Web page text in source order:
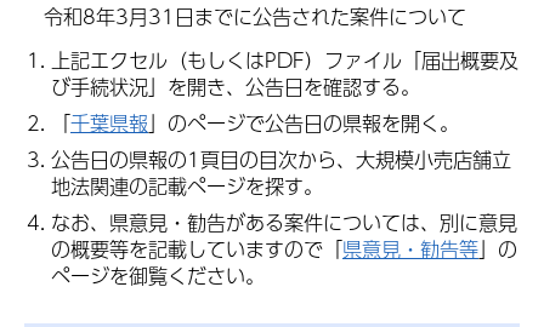
令和8年3月31日までに公告された案件について
上記エクセル（もしくはPDF）ファイル「届出概要及
び手続状況」を開き、公告日を確認する。
「千葉県報」のページで公告日の県報を開く。
公告日の県報の1頁目の目次から、大規模小売店舗立
地法関連の記載ページを探す。
なお、県意見・勧告がある案件については、別に意見
の概要等を記載していますので「県意見・勧告等」の
ページを御覧ください。